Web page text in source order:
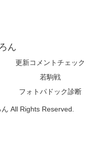
ん
更新コメントチェック
若駒戦
フォトパドック診断
All Rights Reserved.